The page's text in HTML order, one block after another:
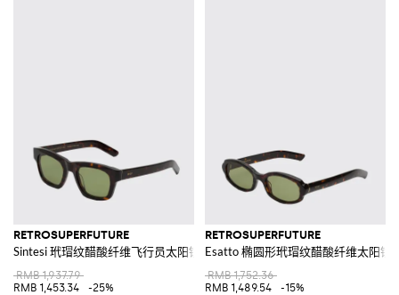
RETROSUPERFUTURE
Sintesi 玳瑁纹醋酸纤维飞行员太阳镜
RMB 1,937.79
RMB 1,453.34
-25%
RETROSUPERFUTURE
Esatto 椭圆形玳瑁纹醋酸纤维太阳镜
RMB 1,752.36
RMB 1,489.54
-15%